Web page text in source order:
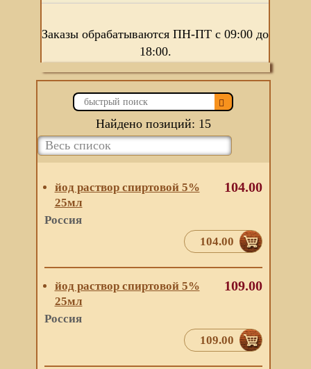
Заказы обрабатываются ПН-ПТ с 09:00 до
18:00.
Найдено позиций: 15
йод раствор спиртовой 5%
25мл
Россия
104.00
104.00
йод раствор спиртовой 5%
25мл
Россия
109.00
109.00